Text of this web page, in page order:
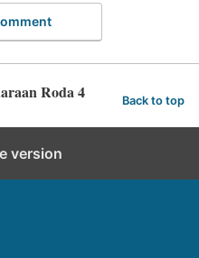
Roda 4 Back to top
version